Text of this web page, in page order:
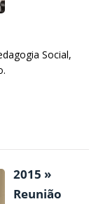
Social,
2015 »
Reunião